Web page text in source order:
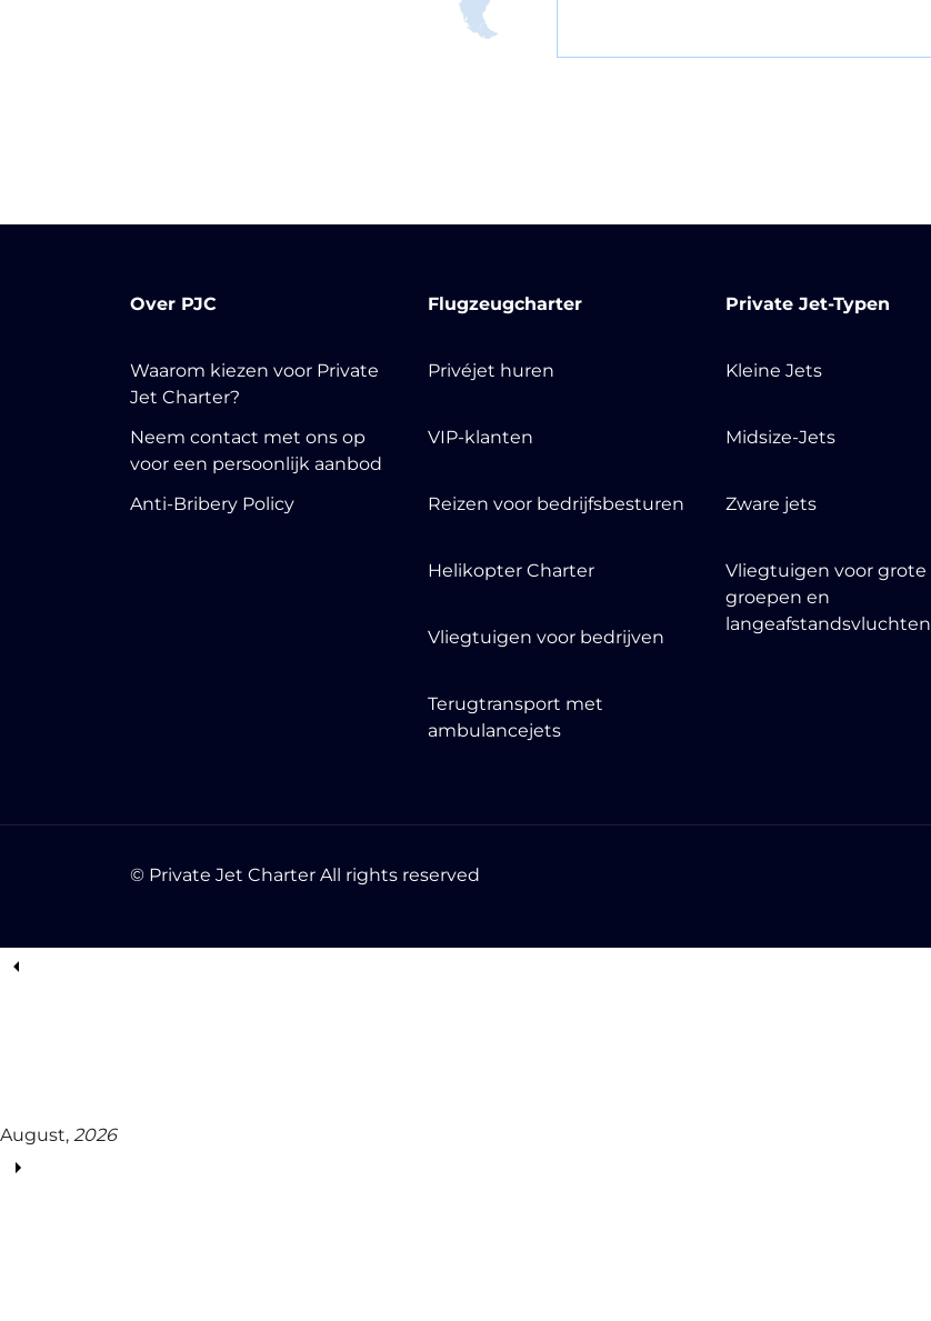
Over PJC
Waarom kiezen voor Private
Jet Charter?
Neem contact met ons op
voor een persoonlijk aanbod
Anti-Bribery Policy
Flugzeugcharter
Privéjet huren
VIP-klanten
Reizen voor bedrijfsbesturen
Helikopter Charter
Vliegtuigen voor bedrijven
Terugtransport met
ambulancejets
Private Jet-Typen
Kleine Jets
Midsize-Jets
Zware jets
Vliegtuigen voor grote
groepen en
langeafstandsvluchten
© Private Jet Charter All rights reserved
August, 2026